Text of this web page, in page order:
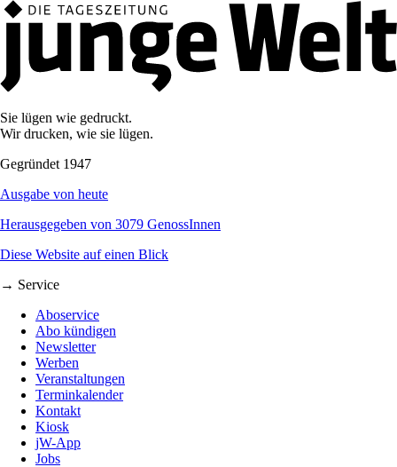
Sie lügen wie gedruckt.
Wir drucken, wie sie lügen.
Gegründet 1947
Ausgabe von heute
Herausgegeben von 3079 GenossInnen
Diese Website auf einen Blick
→ Service
Aboservice
Abo kündigen
Newsletter
Werben
Veranstaltungen
Terminkalender
Kontakt
Kiosk
jW-App
Jobs